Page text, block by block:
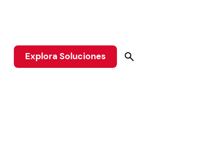
Explora Soluciones